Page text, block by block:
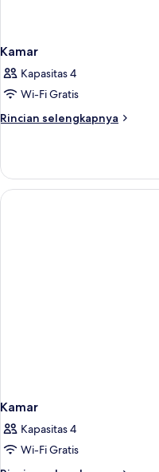
Kamar
Kapasitas 4
Wi-Fi Gratis
Rincian selengkapnya
Rincian
Kamar
Kamar
Kapasitas 4
Wi-Fi Gratis